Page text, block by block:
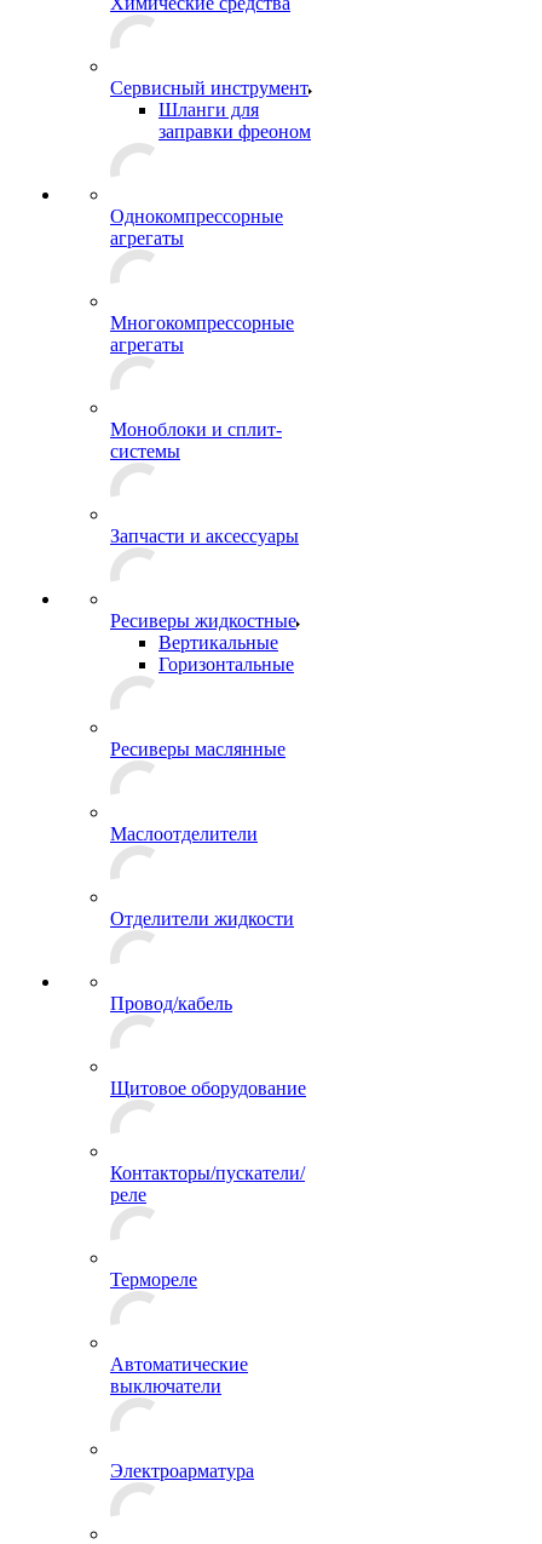
Сервисный инструмент
Шланги для
заправки фреоном
Однокомпрессорные
агрегаты
Многокомпрессорные
агрегаты
Моноблоки и сплит-
системы
Запчасти и аксессуары
Ресиверы жидкостные
Вертикальные
Горизонтальные
Ресиверы маслянные
Маслоотделители
Отделители жидкости
Провод/кабель
Щитовое оборудование
Контакторы/пускатели/
реле
Термореле
Автоматические
выключатели
Электроарматура